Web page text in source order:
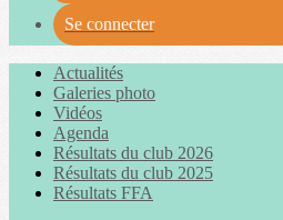
Se connecter
Actualités
Galeries photo
Vidéos
Agenda
Résultats du club 2026
Résultats du club 2025
Résultats FFA